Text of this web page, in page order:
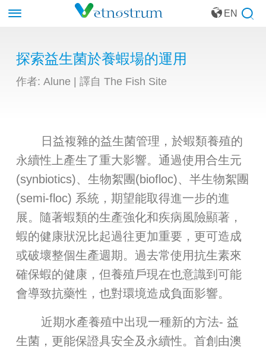
EN
探索益生菌於養蝦場的運用
作者: Alune | 譯自 The Fish Site
日益複雜的益生菌管理，於蝦類養殖的
永續性上產生了重大影響。通過使用合生元
(synbiotics)、生物絮團(biofloc)、半生物絮團
(semi-floc) 系統，期望能取得進一步的進
展。隨著蝦類的生產強化和疾病風險顯著，
蝦的健康狀況比起過往更加重要，更可造成
或破壞整個生產週期。過去常使用抗生素來
確保蝦的健康，但養殖戶現在也意識到可能
會導致抗藥性，也對環境造成負面影響。
近期水產養殖中出現一種新的方法- 益
生菌，更能保證具安全及永續性。首創由澳